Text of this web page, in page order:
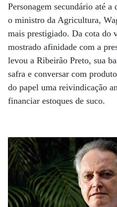
Personagem secundário até
o ministro da Agricultura,
mais prestigiado. Da cota do
mostrado afinidade com a
levou a Ribeirão Preto, sua
safra e conversar com
do papel uma reivindicação
financiar estoques de suco.